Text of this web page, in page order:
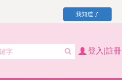
我知道了
登入|註冊